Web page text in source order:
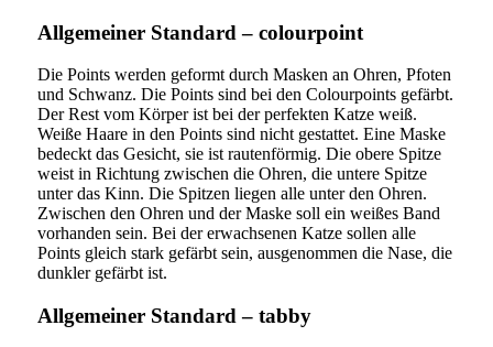
Allgemeiner Standard – colourpoint
Die Points werden geformt durch Masken an Ohren, Pfoten
und Schwanz. Die Points sind bei den Colourpoints gefärbt.
Der Rest vom Körper ist bei der perfekten Katze weiß.
Weiße Haare in den Points sind nicht gestattet. Eine Maske
bedeckt das Gesicht, sie ist rautenförmig. Die obere Spitze
weist in Richtung zwischen die Ohren, die untere Spitze
unter das Kinn. Die Spitzen liegen alle unter den Ohren.
Zwischen den Ohren und der Maske soll ein weißes Band
vorhanden sein. Bei der erwachsenen Katze sollen alle
Points gleich stark gefärbt sein, ausgenommen die Nase, die
dunkler gefärbt ist.
Allgemeiner Standard – tabby